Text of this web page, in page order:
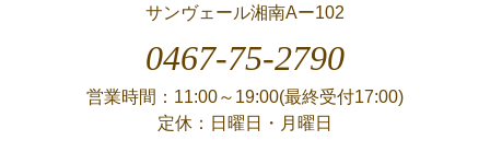
サンヴェール湘南Aー102
0467-75-2790
営業時間：11:00～19:00(最終受付17:00)
定休：日曜日・月曜日